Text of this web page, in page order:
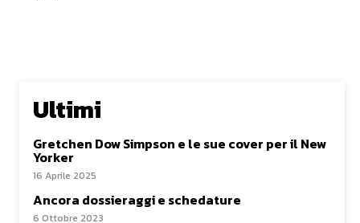
Ultimi
Gretchen Dow Simpson e le sue cover per il New
Yorker
16 Aprile 2025
Ancora dossieraggi e schedature
6 Ottobre 2023